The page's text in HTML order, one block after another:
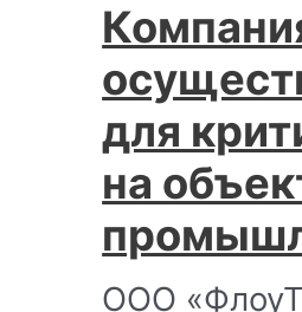
для
на
ООО